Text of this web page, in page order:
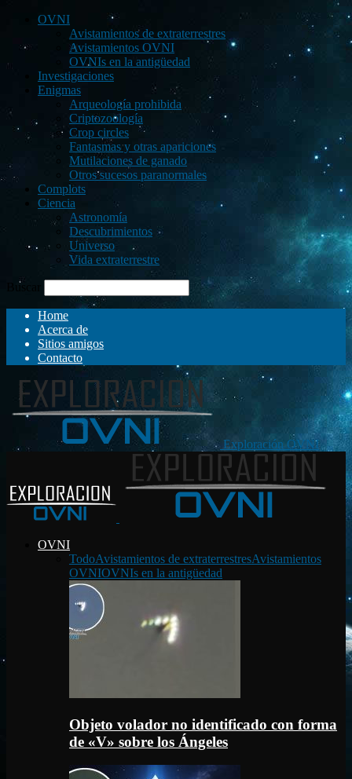
OVNI
Avistamientos de extraterrestres
Avistamientos OVNI
OVNIs en la antigüedad
Investigaciones
Enigmas
Arqueología prohibida
Criptozoología
Crop circles
Fantasmas y otras apariciones
Mutilaciones de ganado
Otros sucesos paranormales
Complots
Ciencia
Astronomía
Descubrimientos
Universo
Vida extraterrestre
Buscar
Home
Acerca de
Sitios amigos
Contacto
Exploración OVNI
OVNI
TodoAvistamientos de extraterrestresAvistamientos
OVNIOVNIs en la antigüedad
Objeto volador no identificado con forma
de «V» sobre los Ángeles